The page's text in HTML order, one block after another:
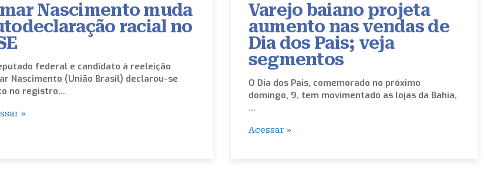
Nascimento muda
racial no
federal e candidato à reeleição
Nascimento (União Brasil) declarou-se
no registro…
»
Varejo baiano projeta
aumento nas vendas de
Dia dos Pais; veja
segmentos
O Dia dos Pais, comemorado no próximo
domingo, 9, tem movimentado as lojas da Bahia,
…
Acessar »